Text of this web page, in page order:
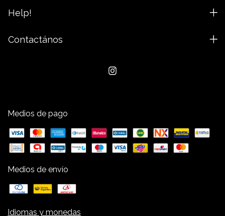
Help!
Contactános
Medios de pago
Medios de envío
Idiomas y monedas